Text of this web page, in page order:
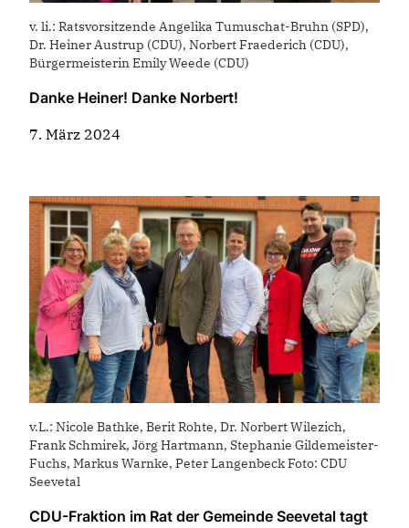
v. li.: Ratsvorsitzende Angelika Tumuschat-Bruhn (SPD),
Dr. Heiner Austrup (CDU), Norbert Fraederich (CDU),
Bürgermeisterin Emily Weede (CDU)
Danke Heiner! Danke Norbert!
7. März 2024
v.L.: Nicole Bathke, Berit Rohte, Dr. Norbert Wilezich,
Frank Schmirek, Jörg Hartmann, Stephanie Gildemeister-
Fuchs, Markus Warnke, Peter Langenbeck Foto: CDU
Seevetal
CDU-Fraktion im Rat der Gemeinde Seevetal tagt